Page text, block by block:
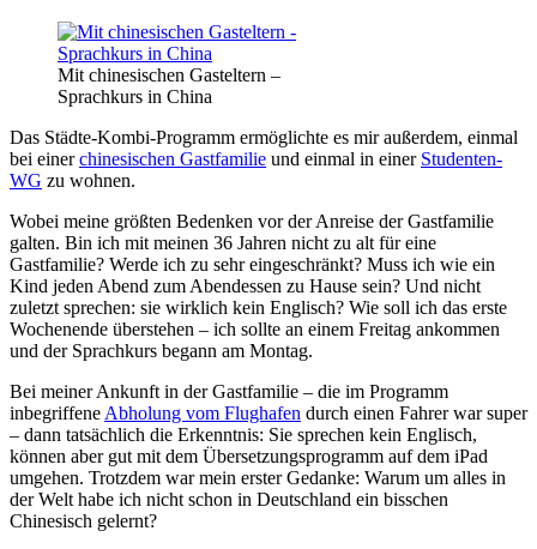
Mit chinesischen Gasteltern –
Sprachkurs in China
Das Städte-Kombi-Programm ermöglichte es mir außerdem, einmal
bei einerchinesischen Gastfamilie und einmal in einer Studenten-
WG zu wohnen.
Wobei meine größten Bedenken vor der Anreise der Gastfamilie
galten. Bin ich mit meinen 36 Jahren nicht zu alt für eine
Gastfamilie? Werde ich zu sehr eingeschränkt? Muss ich wie ein
Kind jeden Abend zum Abendessen zu Hause sein? Und nicht
zuletzt sprechen: sie wirklich kein Englisch? Wie soll ich das erste
Wochenende überstehen – ich sollte an einem Freitag ankommen
und der Sprachkurs begann am Montag.
Bei meiner Ankunft in der Gastfamilie – die im Programm
inbegriffene Abholung vom Flughafen durch einen Fahrer war super
– dann tatsächlich die Erkenntnis: Sie sprechen kein Englisch,
können aber gut mit dem Übersetzungsprogramm auf dem iPad
umgehen. Trotzdem war mein erster Gedanke: Warum um alles in
der Welt habe ich nicht schon in Deutschland ein bisschen
Chinesisch gelernt?